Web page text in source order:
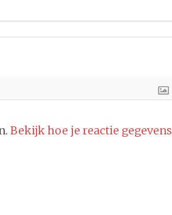
Bekijk hoe je reactie gegevens